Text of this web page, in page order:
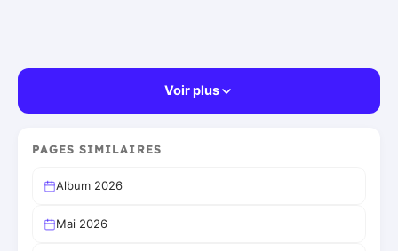
Voir plus
PAGES SIMILAIRES
Album 2026
Mai 2026